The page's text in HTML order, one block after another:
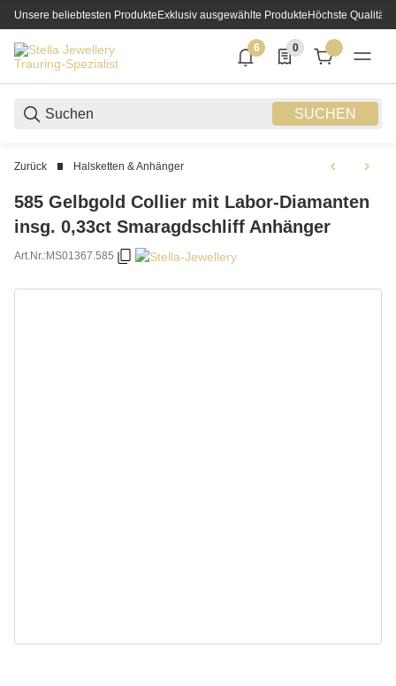
Unsere beliebtesten ProdukteExklusiv ausgewählte ProdukteHöchste Qualität
SUCHEN
6
6 neue Notifizierungen
0
0 Produkte in der
Zurück Halsketten & Anhänger
585 Gelbgold Collier mit Labor-Diamanten
insg. 0,33ct Smaragdschliff Anhänger
Art.Nr.:MS01367.585